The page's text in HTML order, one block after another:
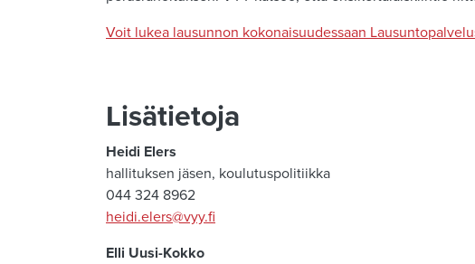
Voit lukea lausunnon kokonaisuudessaan
Lisätietoja
Heidi Elers
hallituksen jäsen, koulutuspolitiikka
044 324 8962
heidi.elers@vyy.fi
Elli Uusi-Kokko